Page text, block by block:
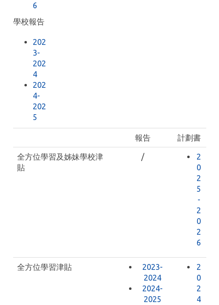
6
學校報告
202
3-
202
4
202
4-
202
5
報告 計劃書
全方位學習及姊妹學校津
貼
/
2
0
2
5
-
2
0
2
6
全方位學習津貼
2023-
2024
2024-
2025
2
0
2
4